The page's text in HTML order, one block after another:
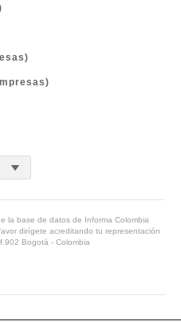
la base de datos de Informa Colombia
dirígete acreditando tu representación
Bogotá - Colombia